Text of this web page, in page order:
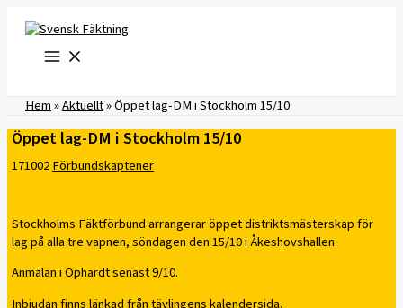
innehåll
Hem»Aktuellt»Öppet lag-DM i Stockholm 15/10
Öppet lag-DM i Stockholm 15/10
171002Förbundskaptener
Stockholms Fäktförbund arrangerar öppet distriktsmästerskap för
lag på alla tre vapnen, söndagen den 15/10 i Åkeshovshallen.
Anmälan i Ophardt senast 9/10.
Inbjudan finns länkad från tävlingens kalendersida.